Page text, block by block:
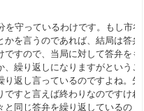
守っているわけです。もし市谷
を言うのであれば、結局は答弁
すので、当局に対して答弁をも
、繰り返しになりますがというこ
り返し言っているのですよね。先
すと言えば終わりなのですけれ
と同じ答弁を繰り返しているの